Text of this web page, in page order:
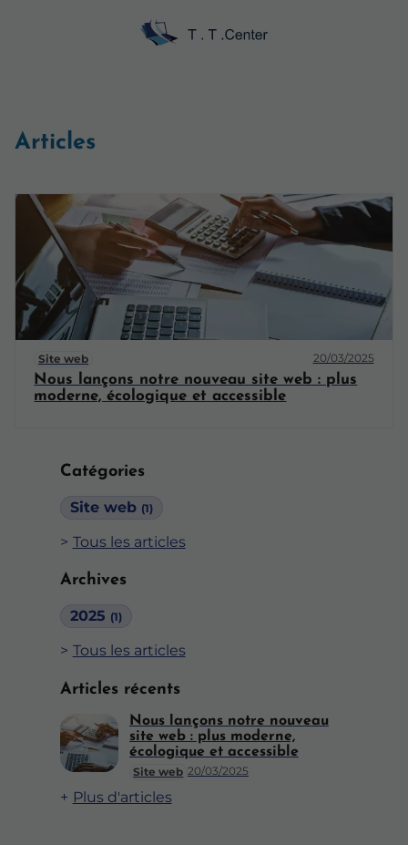
Catégories
Site web (1)
Tous les articles
Archives
2025 (1)
Tous les articles
Articles récents
Site web 20/03/2025
Nous lançons notre nouveau
site web : plus moderne,
écologique et accessible
Plus d'articles
Articles
Site web 20/03/2025
Nous lançons notre nouveau site web : plus
moderne, écologique et accessible